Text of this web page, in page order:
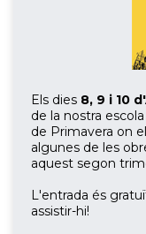
Els dies 8, 9 i 10
de la nostra
de Primavera on
algunes de les
aquest segon
L'entrada és
assistir-hi!